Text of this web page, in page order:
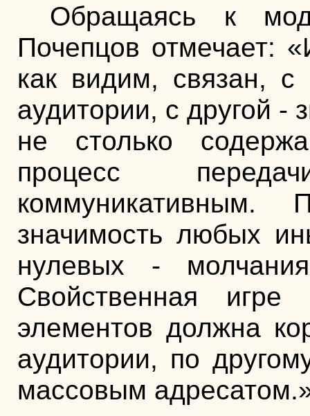
Обращаясь к
Почепцов отмечает:
как видим, связан,
аудитории, с другой -
не столько
процесс
коммуникативным.
значимость любых
нулевых -
Свойственная игре
элементов должна
аудитории, по
массовым